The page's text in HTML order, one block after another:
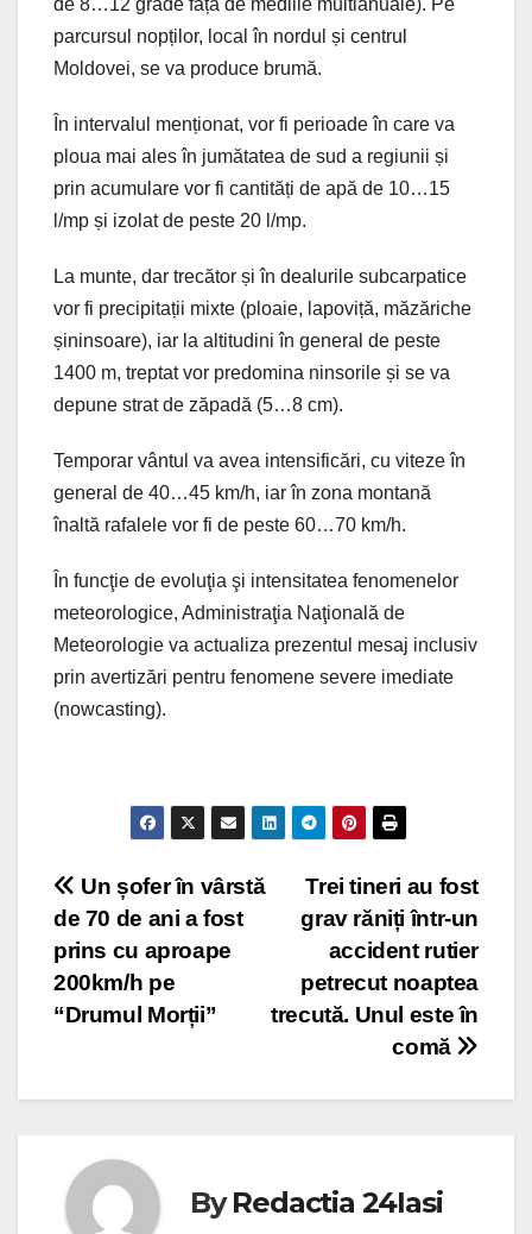
de 8…12 grade față de mediile multianuale). Pe
parcursul nopților, local în nordul și centrul
Moldovei, se va produce brumă.
În intervalul menționat, vor fi perioade în care va
ploua mai ales în jumătatea de sud a regiunii și
prin acumulare vor fi cantități de apă de 10…15
l/mp și izolat de peste 20 l/mp.
La munte, dar trecător și în dealurile subcarpatice
vor fi precipitații mixte (ploaie, lapoviță, măzăriche
șininsoare), iar la altitudini în general de peste
1400 m, treptat vor predomina ninsorile și se va
depune strat de zăpadă (5…8 cm).
Temporar vântul va avea intensificări, cu viteze în
general de 40…45 km/h, iar în zona montană
înaltă rafalele vor fi de peste 60…70 km/h.
În funcţie de evoluţia şi intensitatea fenomenelor
meteorologice, Administraţia Naţională de
Meteorologie va actualiza prezentul mesaj inclusiv
prin avertizări pentru fenomene severe imediate
(nowcasting).
Post
navigation
Trei tineri au fost
grav răniți într-un
accident rutier
petrecut noaptea
trecută. Unul este în
comă
Un șofer în vârstă
de 70 de ani a fost
prins cu aproape
200km/h pe
“Drumul Morții”
ByRedactia 24Iasi